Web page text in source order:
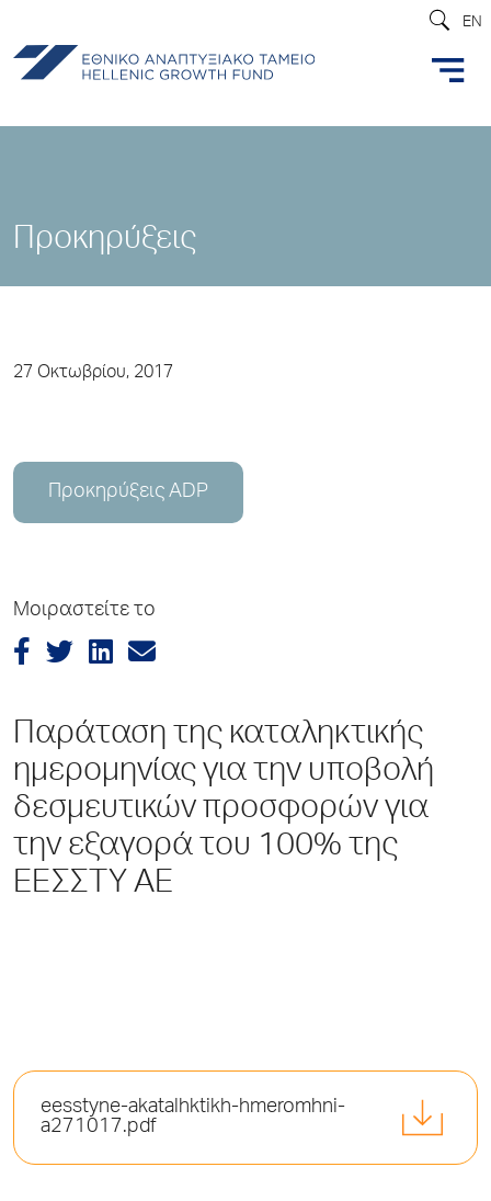
EN
Προκηρύξεις
27 Οκτωβρίου, 2017
Προκηρύξεις ADP
Μοιραστείτε το
Παράταση της καταληκτικής
ημερομηνίας για την υποβολή
δεσμευτικών προσφορών για
την εξαγορά του 100% της
ΕΕΣΣΤΥ ΑΕ
eesstyne-akatalhktikh-hmeromhni-
a271017.pdf